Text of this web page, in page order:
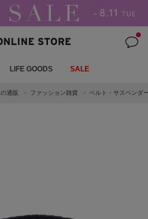
LIFE GOODS SALE
通販 ファッション雑貨 ベルト・サスペンダ